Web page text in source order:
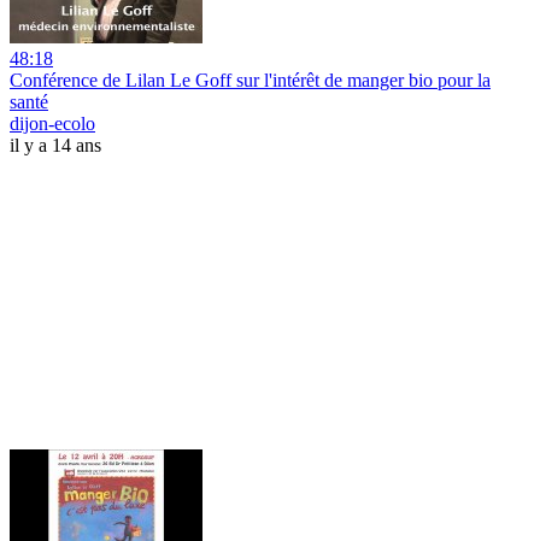
48:18
Conférence de Lilan Le Goff sur l'intérêt de manger bio pour la
santé
dijon-ecolo
il y a 14 ans